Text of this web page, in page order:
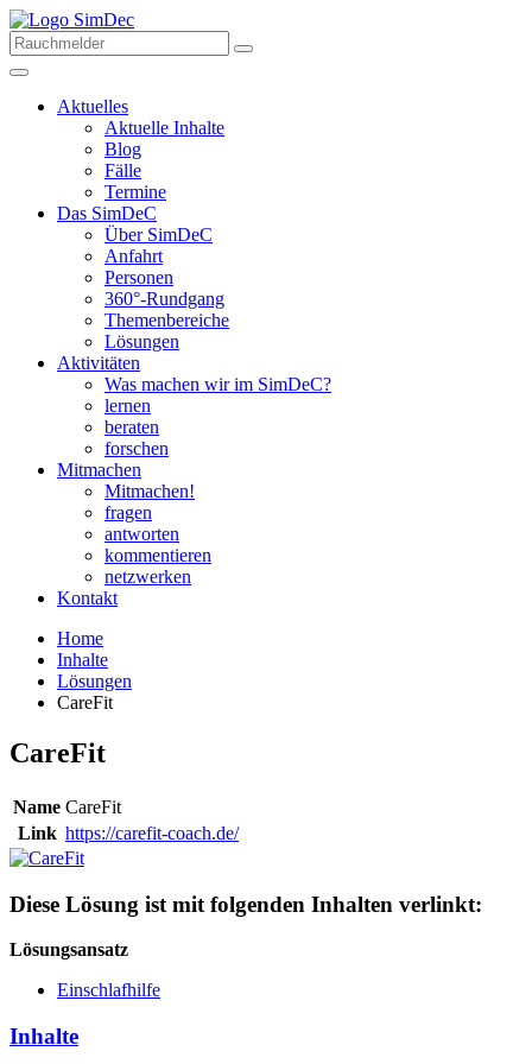
Aktuelles
Aktuelle Inhalte
Blog
Fälle
Termine
Das SimDeC
Über SimDeC
Anfahrt
Personen
360°-Rundgang
Themenbereiche
Lösungen
Aktivitäten
Was machen wir im SimDeC?
lernen
beraten
forschen
Mitmachen
Mitmachen!
fragen
antworten
kommentieren
netzwerken
Kontakt
Home
Inhalte
Lösungen
CareFit
CareFit
Name CareFit
Link https://carefit-coach.de/
Diese Lösung ist mit folgenden Inhalten verlinkt:
Lösungsansatz
Einschlafhilfe
Inhalte